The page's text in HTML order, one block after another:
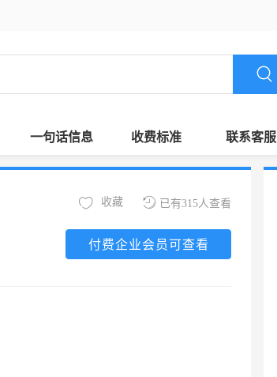
一句话信息 收费标准 联系客服
已有315人查看
收藏
付费企业会员可查看